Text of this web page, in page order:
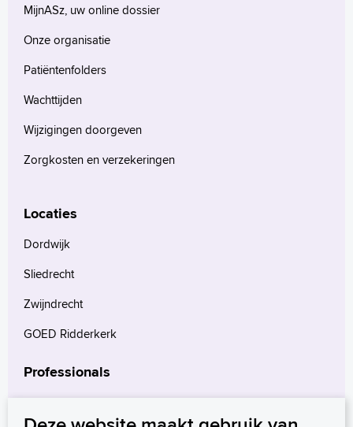
MijnASz, uw online dossier
Onze organisatie
Patiëntenfolders
Wachttijden
Wijzigingen doorgeven
Zorgkosten en verzekeringen
Locaties
Dordwijk
Sliedrecht
Zwijndrecht
GOED Ridderkerk
Professionals
Verwijzers